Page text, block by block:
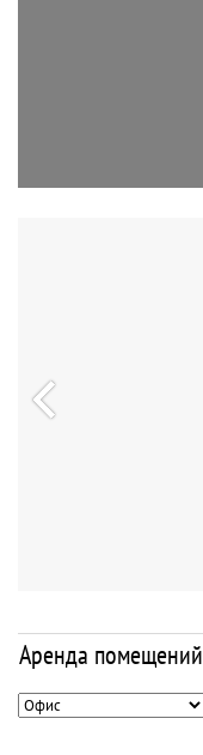
Аренда помещений